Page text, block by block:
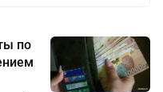
по